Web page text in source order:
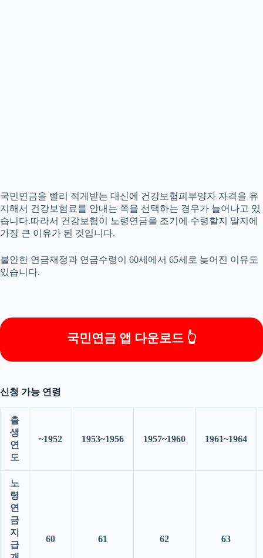
국민연금을 빨리 적게받는 대신에 건강보험피부양자 자격을 유
지해서 건강보험료를 안내는 쪽을 선택하는 경우가 늘어나고 있
습니다.따라서 건강보험이 노령연금을 조기에 수령할지 말지에
가장 큰 이유가 된 것입니다.
불안한 연금재정과 연금수령이 60세에서 65세로 늦어진 이유도
있습니다.
국민연금 앱 다운로드 👆
신청 가능 연령
출
생
연
도
~1952 1953~1956 1957~1960 1961~1964
노
령
연
금
지
급
60 61 62 63